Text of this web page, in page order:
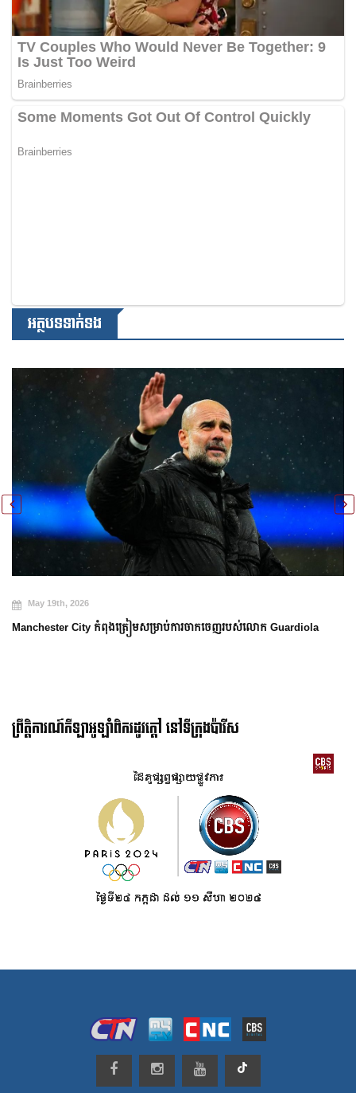
អត្ថបទទាក់ទង
May 19th, 2026
Manchester City កំពុងត្រៀមសម្រាប់ការចាកចេញរបស់លោក Guardiola
ព្រឹត្តិការណ៍កីឡាអូឡាំពិករដូវក្ដៅ នៅទីក្រុងប៉ារីស